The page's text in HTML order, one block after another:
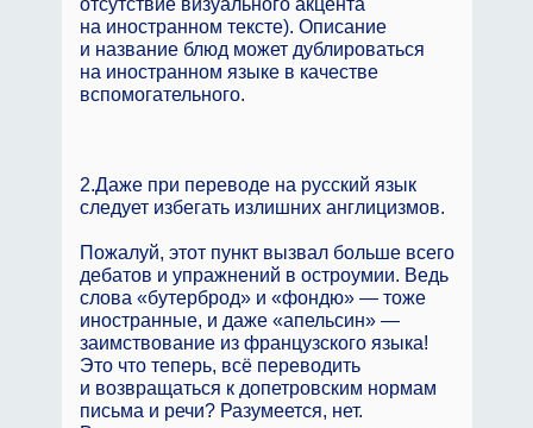
отсутствие визуального акцента
на иностранном тексте). Описание
и название блюд может дублироваться
на иностранном языке в качестве
вспомогательного.
2.Даже при переводе на русский язык
следует избегать излишних англицизмов.
Пожалуй, этот пункт вызвал больше всего
дебатов и упражнений в остроумии. Ведь
слова «бутерброд» и «фондю» — тоже
иностранные, и даже «апельсин» —
заимствование из французского языка!
Это что теперь, всё переводить
и возвращаться к допетровским нормам
письма и речи? Разумеется, нет.